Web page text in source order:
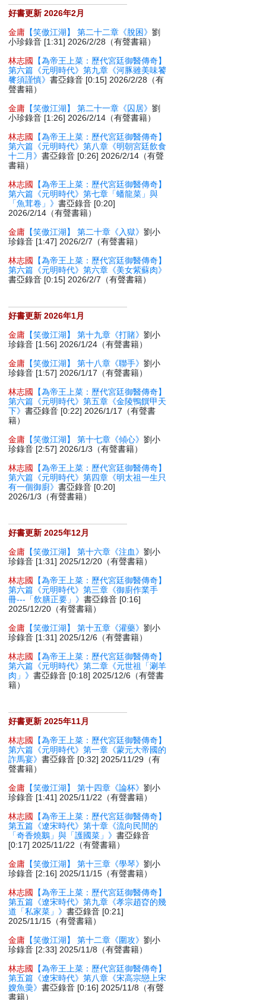
好書更新 2026年2月
金庸 【笑傲江湖】 第二十二章《脫困》劉
小珍錄音 [1:31] 2026/2/28（有聲書籍）
林志國
【為帝王上菜：歷代宮廷御醫傳奇】
第六篇《元明時代》第九章《河豚雖美味饕
餮須謹慎》書亞錄音 [0:15] 2026/2/28（有
聲書籍）
金庸 【笑傲江湖】 第二十一章《囚居》劉
小珍錄音 [1:26] 2026/2/14（有聲書籍）
林志國
【為帝王上菜：歷代宮廷御醫傳奇】
第六篇《元明時代》第八章《明朝宮廷飲食
十二月》書亞錄音 [0:26] 2026/2/14（有聲
書籍）
林志國
【為帝王上菜：歷代宮廷御醫傳奇】
第六篇《元明時代》第七章「蟠龍菜」與
「魚茸卷」》書亞錄音 [0:20]
2026/2/14（有聲書籍）
金庸 【笑傲江湖】 第二十章《入獄》劉小
珍錄音 [1:47] 2026/2/7（有聲書籍）
林志國
【為帝王上菜：歷代宮廷御醫傳奇】
第六篇《元明時代》第六章《美女紫蘇肉》
書亞錄音 [0:15] 2026/2/7（有聲書籍）
好書更新 2026年1月
金庸 【笑傲江湖】 第十九章《打賭》劉小
珍錄音 [1:56] 2026/1/24（有聲書籍）
金庸 【笑傲江湖】 第十八章《聯手》劉小
珍錄音 [1:57] 2026/1/17（有聲書籍）
林志國
【為帝王上菜：歷代宮廷御醫傳奇】
第六篇《元明時代》第五章《金陵鴨饌甲天
下》書亞錄音 [0:22] 2026/1/17（有聲書
籍）
金庸 【笑傲江湖】 第十七章《傾心》劉小
珍錄音 [2:57] 2026/1/3（有聲書籍）
林志國
【為帝王上菜：歷代宮廷御醫傳奇】
第六篇《元明時代》第四章《明太祖一生只
有一個御廚》書亞錄音 [0:20]
2026/1/3（有聲書籍）
好書更新 2025年12月
金庸 【笑傲江湖】 第十六章《注血》劉小
珍錄音 [1:31] 2025/12/20（有聲書籍）
林志國
【為帝王上菜：歷代宮廷御醫傳奇】
第六篇《元明時代》第三章《御廚作業手
冊---「飲膳正要」》書亞錄音 [0:16]
2025/12/20（有聲書籍）
金庸 【笑傲江湖】 第十五章《灌藥》劉小
珍錄音 [1:31] 2025/12/6（有聲書籍）
林志國
【為帝王上菜：歷代宮廷御醫傳奇】
第六篇《元明時代》第二章《元世祖「涮羊
肉」》書亞錄音 [0:18] 2025/12/6（有聲書
籍）
好書更新 2025年11月
林志國
【為帝王上菜：歷代宮廷御醫傳奇】
第六篇《元明時代》第一章《蒙元大帝國的
詐馬宴》書亞錄音 [0:32] 2025/11/29（有
聲書籍）
金庸 【笑傲江湖】 第十四章《論杯》劉小
珍錄音 [1:41] 2025/11/22（有聲書籍）
林志國
【為帝王上菜：歷代宮廷御醫傳奇】
第五篇《遼宋時代》第十章《流向民間的
「奇香燒鵝」與「護國菜」》書亞錄音
[0:17] 2025/11/22（有聲書籍）
金庸 【笑傲江湖】 第十三章《學琴》劉小
珍錄音 [2:16] 2025/11/15（有聲書籍）
林志國
【為帝王上菜：歷代宮廷御醫傳奇】
第五篇《遼宋時代》第九章《孝宗趙昚的幾
道「私家菜」》書亞錄音 [0:21]
2025/11/15（有聲書籍）
金庸 【笑傲江湖】 第十二章《圍攻》劉小
珍錄音 [2:33] 2025/11/8（有聲書籍）
林志國
【為帝王上菜：歷代宮廷御醫傳奇】
第五篇《遼宋時代》第八章《宋高宗戀上宋
嫂魚羮》書亞錄音 [0:16] 2025/11/8（有聲
書籍）